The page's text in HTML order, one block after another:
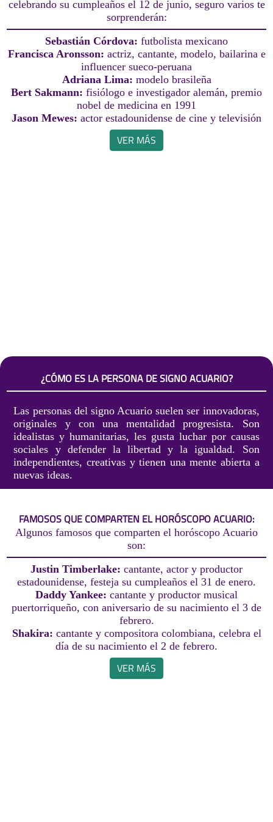
celebrando su cumpleaños el 12 de junio, seguro varios te
sorprenderán:
Sebastián Córdova: futbolista mexicano
Francisca Aronsson: actriz, cantante, modelo, bailarina e
influencer sueco-peruana
Adriana Lima: modelo brasileña
Bert Sakmann: fisiólogo e investigador alemán, premio
nobel de medicina en 1991
Jason Mewes: actor estadounidense de cine y televisión
VER MÁS
¿CÓMO ES LA PERSONA DE SIGNO ACUARIO?
Las personas del signo Acuario suelen ser innovadoras,
originales y con una mentalidad progresista. Son
idealistas y humanitarias, les gusta luchar por causas
sociales y defender la libertad y la igualdad. Son
independientes, creativas y tienen una mente abierta a
nuevas ideas.
FAMOSOS QUE COMPARTEN EL HORÓSCOPO ACUARIO:
Algunos famosos que comparten el horóscopo Acuario
son:
Justin Timberlake: cantante, actor y productor
estadounidense, festeja su cumpleaños el 31 de enero.
Daddy Yankee: cantante y productor musical
puertorriqueño, con aniversario de su nacimiento el 3 de
febrero.
Shakira: cantante y compositora colombiana, celebra el
día de su nacimiento el 2 de febrero.
VER MÁS